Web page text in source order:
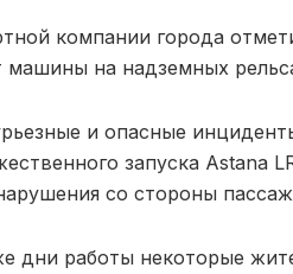
компании города
машины на надземных
и опасные
запуска Astana
со стороны
дни работы некоторые